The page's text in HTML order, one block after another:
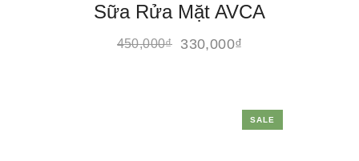
Sữa Rửa Mặt AVCA
450,000₫ 330,000₫
SALE